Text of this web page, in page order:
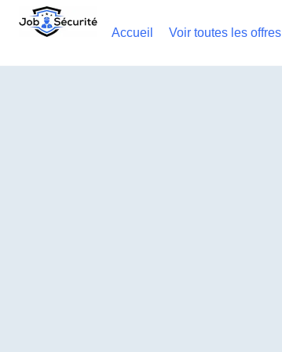
Accueil Voir toutes les offres